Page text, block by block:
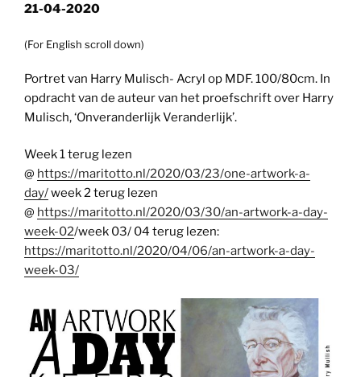
21-04-2020
(For English scroll down)
Portret van Harry Mulisch- Acryl op MDF. 100/80cm. In
opdracht van de auteur van het proefschrift over Harry
Mulisch, ‘Onveranderlijk Veranderlijk’.
Week 1 terug lezen
@ https://maritotto.nl/2020/03/23/one-artwork-a-
day/week 2 terug lezen
@ https://maritotto.nl/2020/03/30/an-artwork-a-day-
week-02/week 03/ 04 terug lezen:
https://maritotto.nl/2020/04/06/an-artwork-a-day-
week-03/